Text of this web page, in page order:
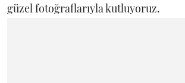
güzel fotoğraflarıyla kutluyoruz.